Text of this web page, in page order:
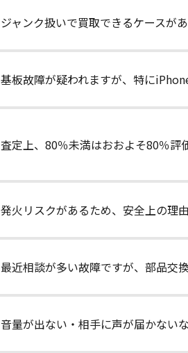
ジャンク扱いで買取できるケースがあ
基板故障が疑われますが、特に
査定上、80％未満はおおよそ80％評
発火リスクがあるため、安全上の理
最近相談が多い故障ですが、部品交
音量が出ない・相手に声が届かない